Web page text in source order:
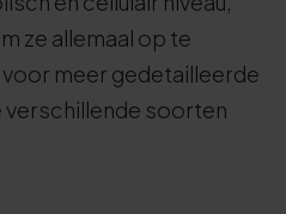
ze allemaal op te
meer gedetailleerde
verschillende soorten